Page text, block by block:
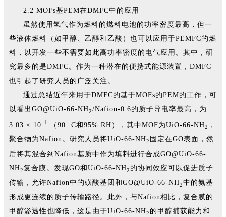
2.2 MOFs基PEM在DMFC中的应用
虽然使用氢气作为燃料的燃料电池的功率密度最高，但一
些液体燃料（如甲醇、乙醇和乙酸）也可以应用于PEMFC的燃
料，以开发一些不需要如此高功率密度的电气应用。其中，研
究最多的是DMFC。作为一种潜在的便携式能源装置，DMFC
也引起了研究人员的广泛关注。
通过总结近年来用于DMFC的基于MOFs的PEM的工作，可
以看出GO@UiO-66-NH2/Nafion-0.6的质子导电率最高，为
3.03 × 10-1 （90 ˚C和95% RH），其中MOF为UiO-66-NH2
，
聚合物为Nafion。研究人员将UiO-66-NH2 固定在GO表面，然
后将其混合到Nafion基质中作为填料进行合成GO@UiO-66-
NH2复合膜。发现GO和UiO-66-NH2 的协同效应可以促进质子
传输，允许Nafion中的磺酸基团和GO@UiO-66-NH2中的氨基
形成更连续的质子传输路径。此外，与Nafion相比，复合膜的
甲醇渗透性也降低，这是由于UiO-66-NH2 的甲醇捕获能力和